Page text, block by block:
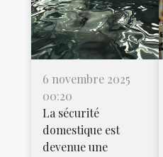
6 novembre 2025
00:20
La sécurité
domestique est
devenue une